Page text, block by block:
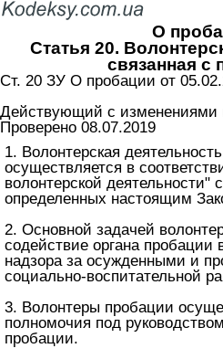
О
Статья 20.
связанная с
Ст. 20 ЗУ О пробации от
Действующий с изменениями
Проверено 08.07.2019
1. Волонтерская
осуществляется в
волонтерской деятельности"
определенных настоящим
2. Основной задачей
содействие органа пробации
надзора за осужденными и
социально-воспитательной
3. Волонтеры пробации
полномочия под
пробации.